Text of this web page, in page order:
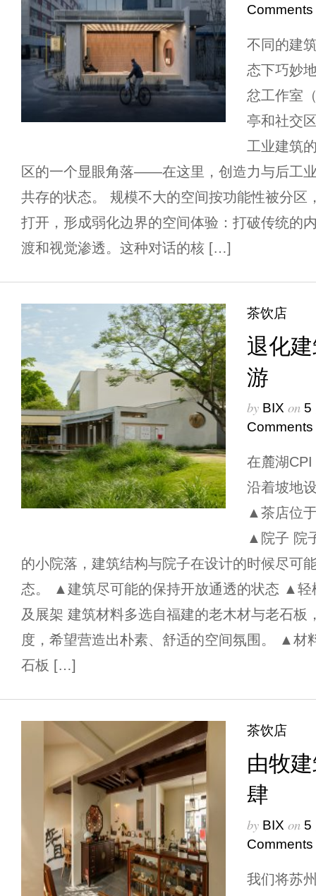
Comments
不同的建
态下巧妙
忿工作室
亭和社交
工业建筑
区的一个显眼角落——在这里，创造力与后工
共存的状态。 规模不大的空间按功能性被分区
打开，形成弱化边界的空间体验：打破传统的
渡和视觉渗透。这种对话的核 […]
茶饮店
退化
游
by BIX on 5
Comments
在麓湖
沿着坡地
▲茶店位
▲院子 院
的小院落，建筑结构与院子在设计的时候尽可
态。 ▲建筑尽可能的保持开放通透的状态 ▲
及展架 建筑材料多选自福建的老木材与老石板
度，希望营造出朴素、舒适的空间氛围。 ▲材
石板 […]
茶饮店
由牧
肆
by BIX on 5
Comments
我们将苏